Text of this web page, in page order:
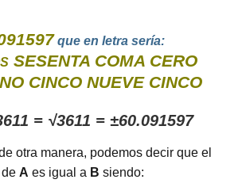
que en letra sería:
SESENTA COMA CERO
CINCO NUEVE CINCO
= √3611 = ±60.091597
otra manera, podemos decir que el
A es igual a B siendo: